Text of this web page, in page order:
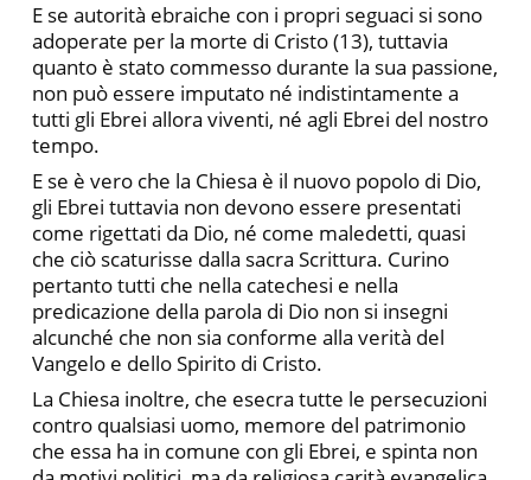
E se autorità ebraiche con i propri seguaci si sono
adoperate per la morte di Cristo (13), tuttavia
quanto è stato commesso durante la sua passione,
non può essere imputato né indistintamente a
tutti gli Ebrei allora viventi, né agli Ebrei del nostro
tempo.
E se è vero che la Chiesa è il nuovo popolo di Dio,
gli Ebrei tuttavia non devono essere presentati
come rigettati da Dio, né come maledetti, quasi
che ciò scaturisse dalla sacra Scrittura. Curino
pertanto tutti che nella catechesi e nella
predicazione della parola di Dio non si insegni
alcunché che non sia conforme alla verità del
Vangelo e dello Spirito di Cristo.
La Chiesa inoltre, che esecra tutte le persecuzioni
contro qualsiasi uomo, memore del patrimonio
che essa ha in comune con gli Ebrei, e spinta non